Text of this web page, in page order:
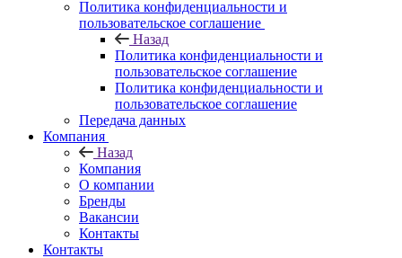
Политика конфиденциальности и
пользовательское соглашение
Назад
Политика конфиденциальности и
пользовательское соглашение
Политика конфиденциальности и
пользовательское соглашение
Передача данных
Компания
Назад
Компания
О компании
Бренды
Вакансии
Контакты
Контакты